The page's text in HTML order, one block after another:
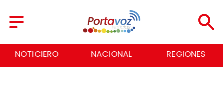
NACIONAL REGIONES ECONOMÍA